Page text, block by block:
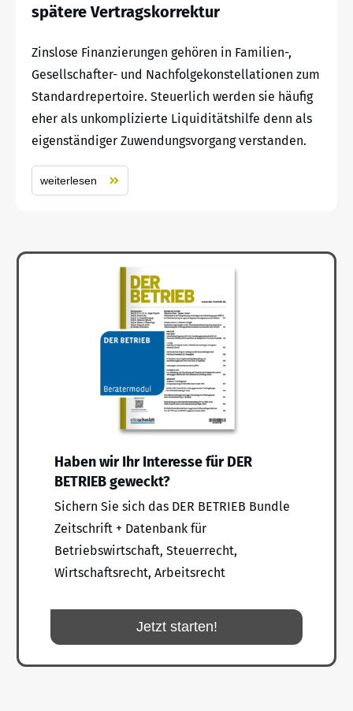
spätere Vertragskorrektur
Zinslose Finanzierungen gehören in Familien-,
Gesellschafter- und Nachfolgekonstellationen zum
Standardrepertoire. Steuerlich werden sie häufig
eher als unkomplizierte Liquiditätshilfe denn als
eigenständiger Zuwendungsvorgang verstanden.
weiterlesen
Haben wir Ihr Interesse für DER
BETRIEB geweckt?
Sichern Sie sich das DER BETRIEB Bundle
Zeitschrift + Datenbank für
Betriebswirtschaft, Steuerrecht,
Wirtschaftsrecht, Arbeitsrecht
Jetzt starten!